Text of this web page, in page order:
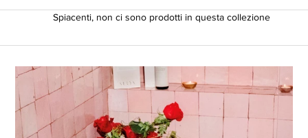
Spiacenti, non ci sono prodotti in questa collezione